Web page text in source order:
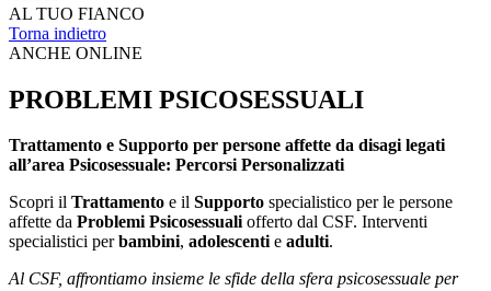
AL TUO FIANCO
Torna indietro
ANCHE ONLINE
PROBLEMI PSICOSESSUALI
Trattamento e Supporto per persone affette da disagi legati
all’area Psicosessuale: Percorsi Personalizzati
Scopri il Trattamento e il Supporto specialistico per le persone
affette da Problemi Psicosessualiofferto dal CSF. Interventi
specialistici perbambini, adolescentie adulti.
Al CSF, affrontiamo insieme le sfide della sfera psicosessuale per